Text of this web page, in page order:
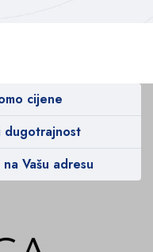
cijene
dugotrajnost
Vašu adresu